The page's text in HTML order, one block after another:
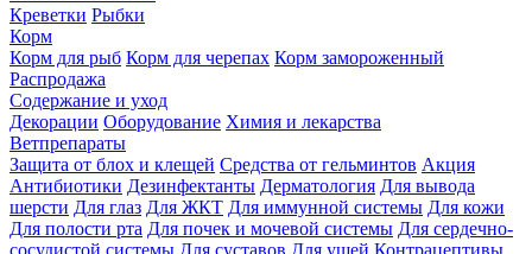
Креветки Рыбки
Корм
Корм для рыб Корм для черепах Корм замороженный
Распродажа
Содержание и уход
Декорации Оборудование Химия и лекарства
Ветпрепараты
Защита от блох и клещей Средства от гельминтов Акция
Антибиотики Дезинфектанты Дерматология Для вывода
шерсти Для глаз Для ЖКТ Для иммунной системы Для кожи
Для полости рта Для почек и мочевой системы Для сердечно-
сосудистой системы Для суставов Для ушей Контрацептивы